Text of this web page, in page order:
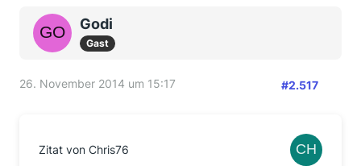
Godi
Gast
26. November 2014 um 15:17 #2.517
Zitat von Chris76